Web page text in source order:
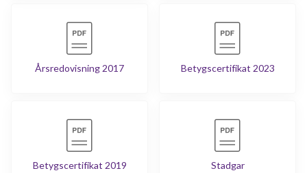
Årsredovisning 2017 Betygscertifikat 2023
Betygscertifikat 2019 Stadgar